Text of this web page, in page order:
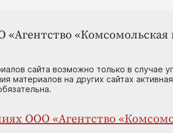
«Агентство «Комсомольская
сайта возможно только в случае
материалов на других сайтах
ООО «Агентство